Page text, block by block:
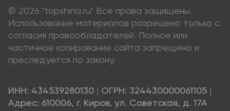
© 2026 "topshina.ru" Все права защищены.
Использование материалов разрешено только с
согласия правообладателей. Полное или
частичное копирование сайта запрещено и
преследуется по закону.
ИНН: 434539280130 ОГРН: 324430000061105
Адрес: 610006, г. Киров, ул. Советская, д. 17А